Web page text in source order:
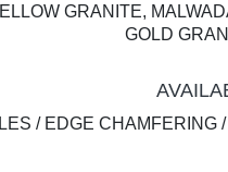
GRANITE,
GOLD
/ EDGE CHAMFERING